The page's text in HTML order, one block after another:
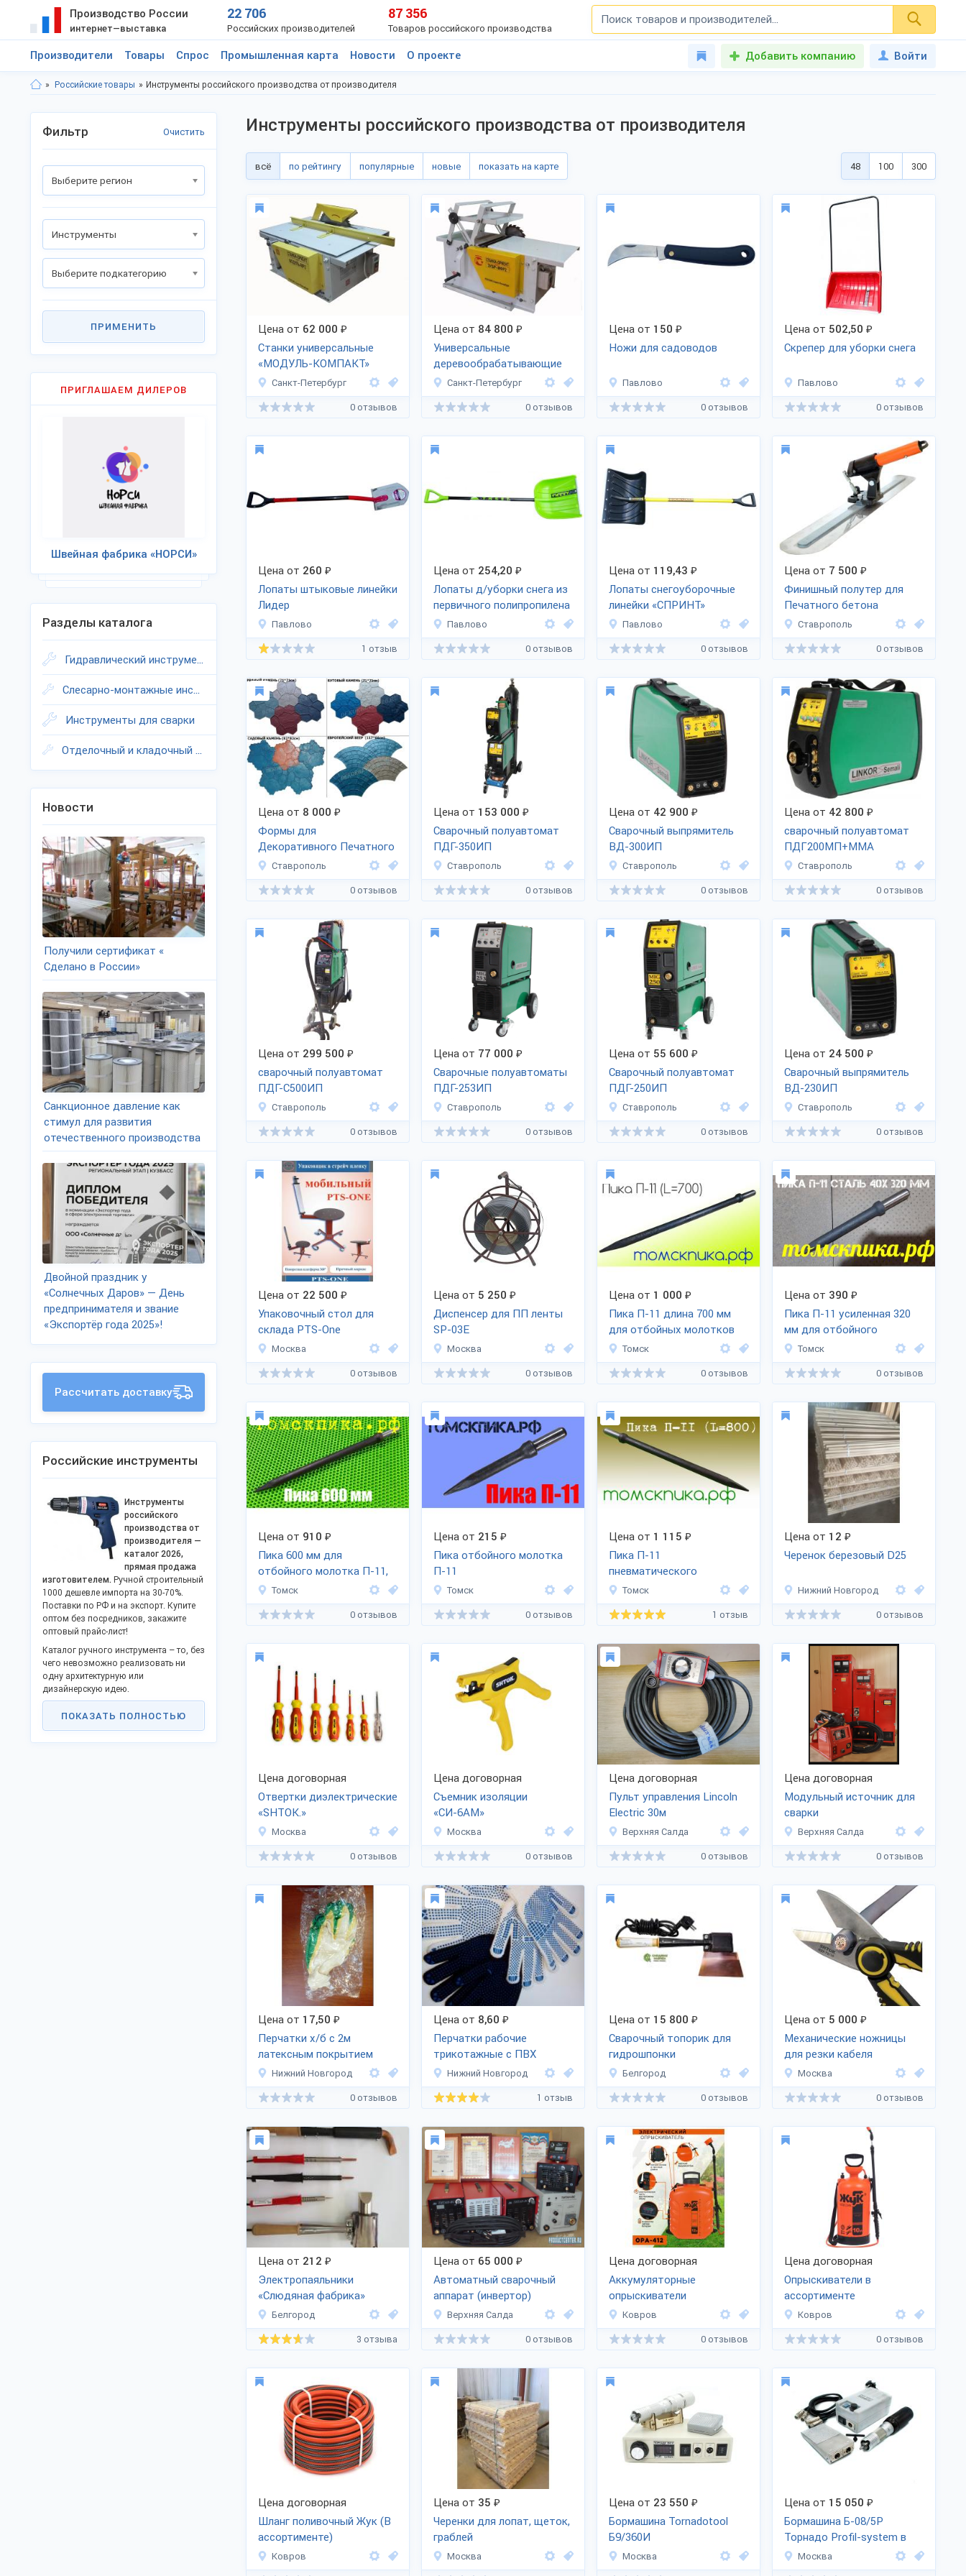
Производство России
интернет—выставка
22 706
Российских производителей
87 356
Товаров российского производства
Производители Товары Спрос Промышленная карта Новости О проекте Добавить компанию Войти
Российские товары Инструменты российского производства от производителя
Инструменты российского производства от производителя
всё по рейтингу популярные новые показать на карте 48 100 300
Цена от 62 000 ₽
Станки универсальные
«МОДУЛЬ-КОМПАКТ»
ДОС-220
Санкт-Петербург
0 отзывов
Цена от 84 800 ₽
Универсальные
деревообрабатывающие
станки «ЗУБР» ДОС-250
Санкт-Петербург
0 отзывов
Цена от 150 ₽
Ножи для садоводов
Павлово
0 отзывов
Цена от 502,50 ₽
Скрепер для уборки снега
Павлово
0 отзывов
Цена от 260 ₽
Лопаты штыковые линейки
Лидер
Павлово
1 отзыв
Цена от 254,20 ₽
Лопаты д/уборки снега из
первичного полипропилена
Павлово
0 отзывов
Цена от 119,43 ₽
Лопаты снегоуборочные
линейки «СПРИНТ»
Павлово
0 отзывов
Цена от 7 500 ₽
Финишный полутер для
Печатного бетона
Ставрополь
0 отзывов
Цена от 8 000 ₽
Формы для
Декоративного Печатного
бетона
Ставрополь
0 отзывов
Цена от 153 000 ₽
Сварочный полуавтомат
ПДГ-350ИП
Ставрополь
0 отзывов
Цена от 42 900 ₽
Сварочный выпрямитель
ВД-300ИП
Ставрополь
0 отзывов
Цена от 42 800 ₽
сварочный полуавтомат
ПДГ200МП+ММА
Ставрополь
0 отзывов
Цена от 299 500 ₽
сварочный полуавтомат
ПДГ-С500ИП
Ставрополь
0 отзывов
Цена от 77 000 ₽
Сварочные полуавтоматы
ПДГ-253ИП
Ставрополь
0 отзывов
Цена от 55 600 ₽
Сварочный полуавтомат
ПДГ-250ИП
Ставрополь
0 отзывов
Цена от 24 500 ₽
Сварочный выпрямитель
ВД-230ИП
Ставрополь
0 отзывов
Цена от 22 500 ₽
Упаковочный стол для
склада PTS-One
(мобильный)
Москва
0 отзывов
Цена от 5 250 ₽
Диспенсер для ПП ленты
SP-03E
Москва
0 отзывов
Цена от 1 000 ₽
Пика П-11 длина 700 мм
для отбойных молотков
МОПТомск
0 отзывов
Цена от 390 ₽
Пика П-11 усиленная 320
мм для отбойного
молотка
Томск
0 отзывов
Цена от 910 ₽
Пика 600 мм для
отбойного молотка П-11,
ПикаЭталон
Томск
0 отзывов
Цена от 215 ₽
Пика отбойного молотка
П-11
Томск
0 отзывов
Цена от 1 115 ₽
Пика П-11
пневматического
отбойного молотка 800 мм
Томск
1 отзыв
Цена от 12 ₽
Черенок березовый D25
Нижний Новгород
0 отзывов
Цена договорная
Отвертки диэлектрические
«SHTOK.»
Москва
0 отзывов
Цена договорная
Съемник изоляции
«СИ-6АМ»
Москва
0 отзывов
Цена договорная
Пульт управления Lincoln
Electric 30м
Верхняя Салда
0 отзывов
Цена договорная
Модульный источник для
сварки
Верхняя Салда
0 отзывов
Цена от 17,50 ₽
Перчатки х/б с 2м
латексным покрытием
Люкс,эконом
Нижний Новгород
0 отзывов
Цена от 8,60 ₽
Перчатки рабочие
трикотажные с ПВХ
Нижний Новгород
1 отзыв
Цена от 15 800 ₽
Сварочный топорик для
гидрошпонки
Белгород
0 отзывов
Цена от 5 000 ₽
Механические ножницы
для резки кабеля
Москва
0 отзывов
Цена от 212 ₽
Электропаяльники
«Слюдяная фабрика»
Белгород
3 отзыва
Цена от 65 000 ₽
Автоматный сварочный
аппарат (инвертор)
Верхняя Салда
0 отзывов
Цена договорная
Аккумуляторные
опрыскиватели
Ковров
0 отзывов
Цена договорная
Опрыскиватели в
ассортименте
Ковров
0 отзывов
Цена договорная
Шланг поливочный Жук (В
ассортименте)
Ковров
Цена от 35 ₽
Черенки для лопат, щеток,
граблей
Москва
Цена от 23 550 ₽
Бормашина Tornadotool
Б9/360И
Москва
Цена от 15 050 ₽
Бормашина Б-08/5Р
Торнадо Profil-system в
комплект
Москва
Фильтр Очистить
Выберите регион
Инструменты
Выберите подкатегорию
ПРИМЕНИТЬ
ПРИГЛАШАЕМ ДИЛЕРОВ
Швейная фабрика «НОРСИ»
Разделы каталога
Гидравлический инструмент
Слесарно-монтажные инструменты
Инструменты для сварки
Отделочный и кладочный инструмент
Новости
Получили сертификат «
Сделано в России»
Санкционное давление как
стимул для развития
отечественного производства
Двойной праздник у
«Солнечных Даров» — День
предпринимателя и звание
«Экспортёр года 2025»!
Рассчитать доставку
Российские инструменты
Инструменты
российского
производства от
производителя —
каталог 2026,
прямая продажа
изготовителем. Ручной строительный
1000 дешевле импорта на 30-70%.
Поставки по РФ и на экспорт. Купите
оптом без посредников, закажите
оптовый прайс-лист!
Каталог ручного инструмента – то, без
чего невозможно реализовать ни
одну архитектурную или
дизайнерскую идею.
одно тысячелетие, приобретя к XXI
веку всевозможные формы и
ПОКАЗАТЬ ПОЛНОСТЬЮ